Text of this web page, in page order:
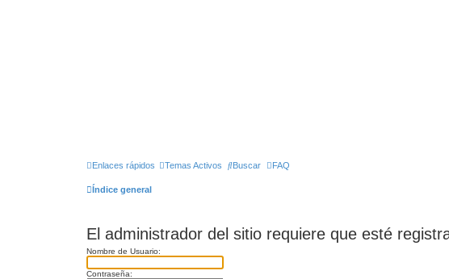
Enlaces rápidos Temas Activos Buscar FAQ
Índice general
El administrador del sitio requiere que esté
Nombre de Usuario:
Contraseña: